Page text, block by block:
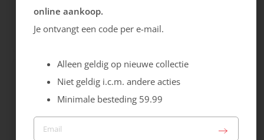
online aankoop.
Je ontvangt een code per e-mail.
Alleen geldig op nieuwe collectie
Niet geldig i.c.m. andere acties
Minimale besteding 59.99